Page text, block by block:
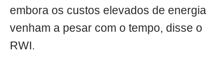
embora os custos elevados de energia
venham a pesar com o tempo, disse o
RWI.